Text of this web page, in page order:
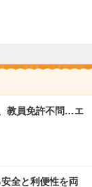
教員免許不問…エ
安全と利便性を両